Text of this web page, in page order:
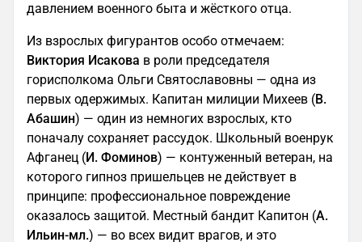
давлением военного быта и жёсткого отца.
Из взрослых фигурантов особо отмечаем:
Виктория Исакова в роли председателя
горисполкома Ольги Святославовны — одна из
первых одержимых. Капитан милиции Михеев (В.
Абашин) — один из немногих взрослых, кто
поначалу сохраняет рассудок. Школьный военрук
Афганец (И. Фоминов) — контуженный ветеран, на
которого гипноз пришельцев не действует в
принципе: профессиональное повреждение
оказалось защитой. Местный бандит Капитон (А.
Ильин-мл.) — во всех видит врагов, и это